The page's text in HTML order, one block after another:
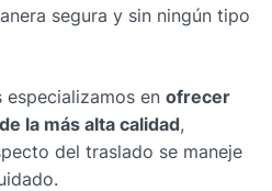
segura y sin ningún tipo
especializamos en ofrecer
la más alta calidad,
del traslado se maneje